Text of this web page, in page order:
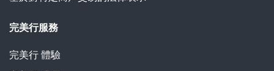
完美行服務
完美行體驗